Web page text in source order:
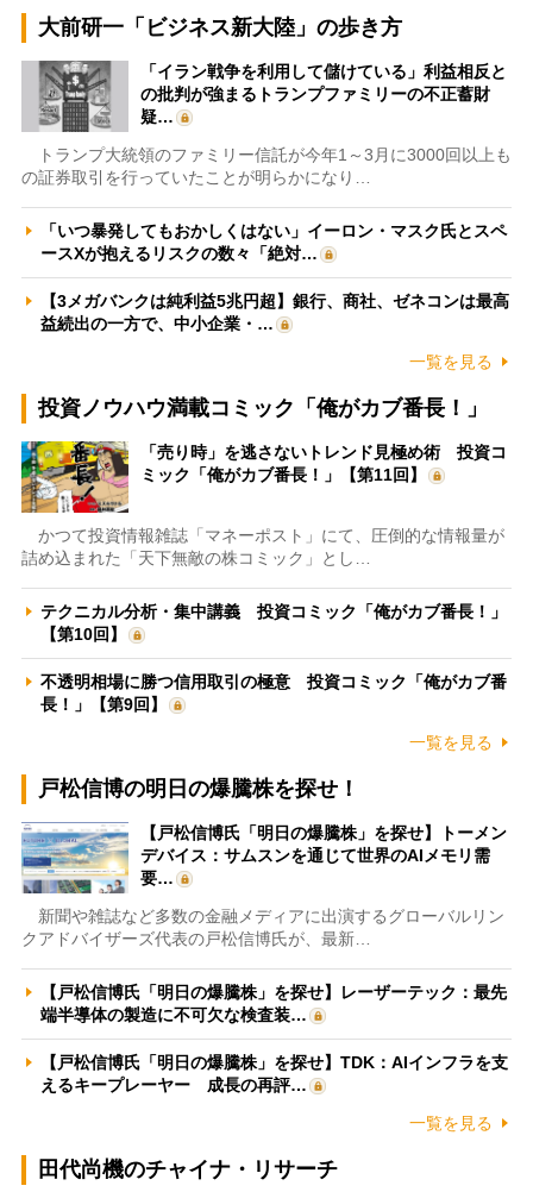
大前研一「ビジネス新大陸」の歩き方
「イラン戦争を利用して儲けている」利益相反と
の批判が強まるトランプファミリーの不正蓄財
疑…
トランプ大統領のファミリー信託が今年1～3月に3000回以上も
の証券取引を行っていたことが明らかになり…
「いつ暴発してもおかしくはない」イーロン・マスク氏とスペ
ースXが抱えるリスクの数々「絶対…
【3メガバンクは純利益5兆円超】銀行、商社、ゼネコンは最高
益続出の一方で、中小企業・…
一覧を見る
投資ノウハウ満載コミック「俺がカブ番長！」
「売り時」を逃さないトレンド見極め術 投資コ
ミック「俺がカブ番長！」【第11回】
かつて投資情報雑誌「マネーポスト」にて、圧倒的な情報量が
詰め込まれた「天下無敵の株コミック」とし…
テクニカル分析・集中講義 投資コミック「俺がカブ番長！」
【第10回】
不透明相場に勝つ信用取引の極意 投資コミック「俺がカブ番
長！」【第9回】
一覧を見る
戸松信博の明日の爆騰株を探せ！
【戸松信博氏「明日の爆騰株」を探せ】トーメン
デバイス：サムスンを通じて世界のAIメモリ需
要…
新聞や雑誌など多数の金融メディアに出演するグローバルリン
クアドバイザーズ代表の戸松信博氏が、最新…
【戸松信博氏「明日の爆騰株」を探せ】レーザーテック：最先
端半導体の製造に不可欠な検査装…
【戸松信博氏「明日の爆騰株」を探せ】TDK：AIインフラを支
えるキープレーヤー 成長の再評…
一覧を見る
田代尚機のチャイナ・リサーチ